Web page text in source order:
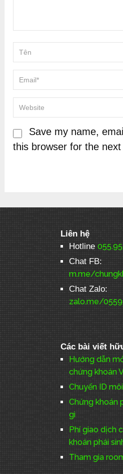
Save my name,
this browser for the
Liên hệ
Hotline
Chat FB:
m.me/
Chat Zalo:
zalo.me/
Các bài viết
Hướng dẫn
chứng khoán
Chuyển ID
Chứng khoán
gì
Phí giao dịch
khoán phái
Tham gia